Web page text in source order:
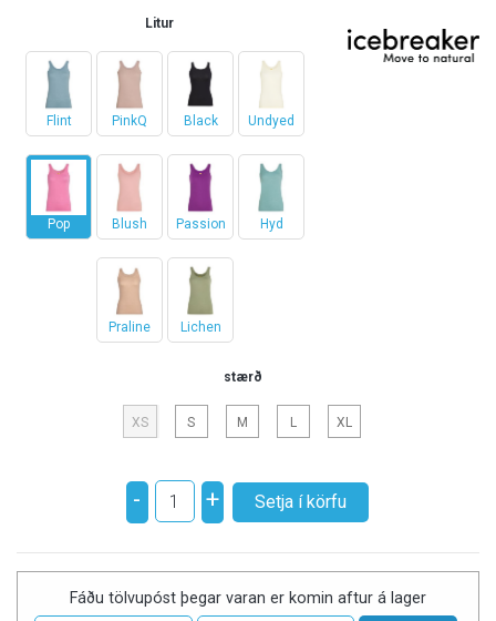
Litur
Flint PinkQ Black Undyed
Pop Blush Passion Hyd
Praline Lichen
stærð
XS S M L XL
- +
Fáðu tölvupóst þegar varan er komin aftur á lager